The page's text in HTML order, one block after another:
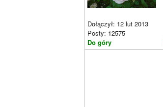
Dołączył: 12 lut 2013
Posty: 12575
Do góry